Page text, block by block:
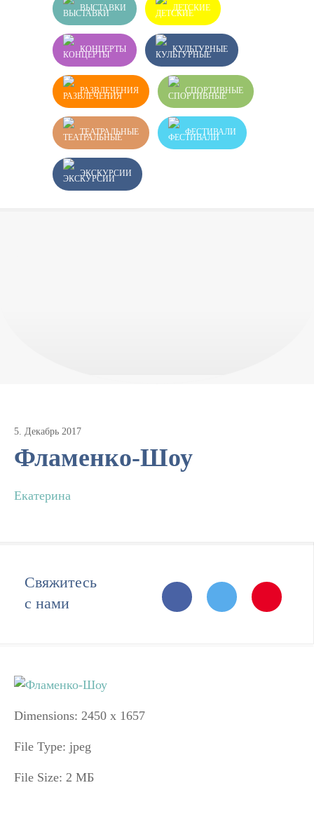
ВЫСТАВКИ ДЕТСКИЕ
КОНЦЕРТЫ КУЛЬТУРНЫЕ
РАЗВЛЕЧЕНИЯ СПОРТИВНЫЕ
ТЕАТРАЛЬНЫЕ ФЕСТИВАЛИ
ЭКСКУРСИИ
5. Декабрь 2017
Фламенко-Шоу
Екатерина
Свяжитесь
с нами
Dimensions: 2450 x 1657
File Type: jpeg
File Size: 2 МБ